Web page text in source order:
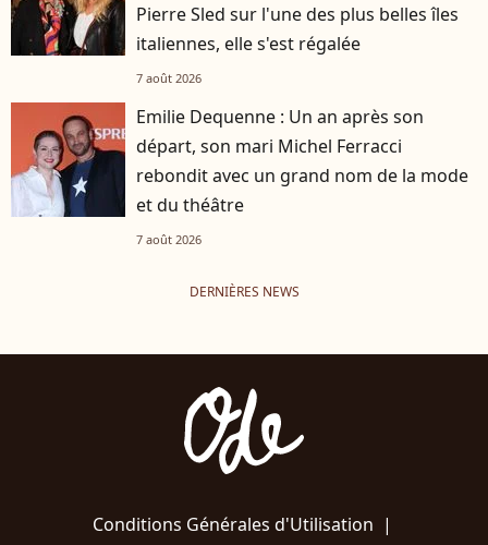
Pierre Sled sur l'une des plus belles îles
italiennes, elle s'est régalée
7 août 2026
Emilie Dequenne : Un an après son
départ, son mari Michel Ferracci
rebondit avec un grand nom de la mode
et du théâtre
7 août 2026
DERNIÈRES NEWS
Conditions Générales d'Utilisation |